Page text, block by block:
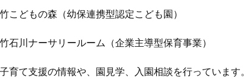
竹こどもの森（幼保連携型認定こども園）
竹石川ナーサリールーム（企業主導型保育事業）
育て支援の情報や、園見学、入園相談を行っています。